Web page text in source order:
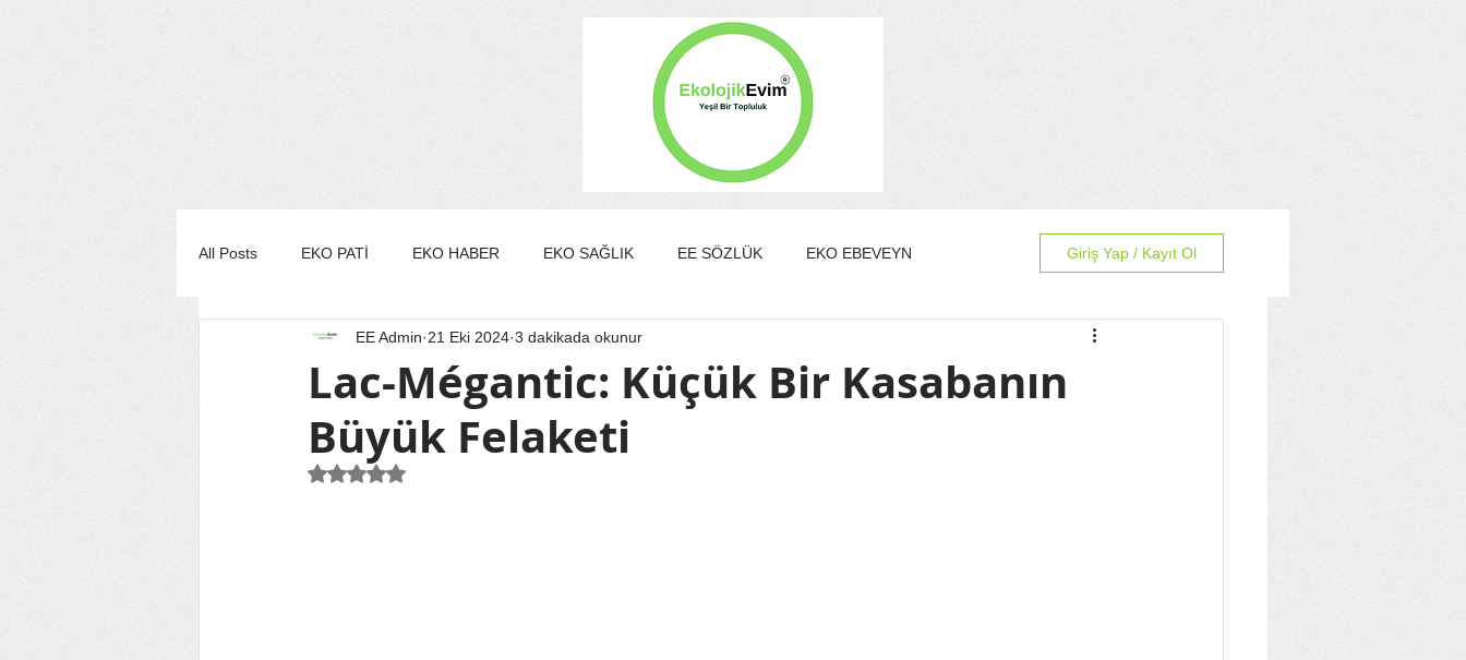
All Posts EKO PATİ EKO HABER EKO SAĞLIK EE SÖZLÜK EKO EBEVEYN
EKO MUTFAK EKO STİL/MODA/GÜZELLİK EKO KÜLTÜR&SANAT
EKO TURİZM EKO YAŞAM EKO YAZARLAR
Giriş Yap / Kayıt Ol
Lac-Mégantic: Küçük Bir Kasabanın
Büyük Felaketi
EE Admin 21 Eki 2024 3 dakikada okunur
5 üzerinden NaN yıldız